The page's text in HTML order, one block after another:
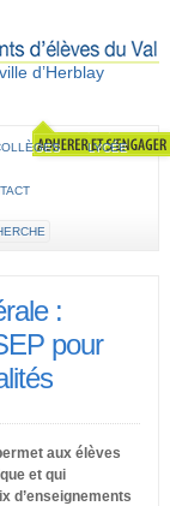
d’Herblay
LYCÉE
:
pour
aux élèves
et qui
d’enseignements